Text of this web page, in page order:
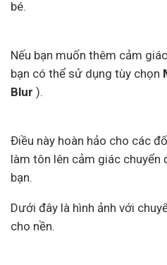
bé.
Nếu bạn muốn thêm cảm
bạn có thể sử dụng tùy chọn
Blur ).
Điều này hoàn hảo cho các
làm tôn lên cảm giác chuyển
bạn.
Dưới đây là hình ảnh với
cho nền.